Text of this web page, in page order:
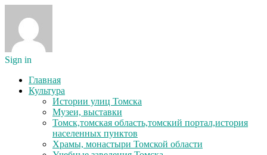
Sign in
Главная
Культура
Истории улиц Томска
Музеи, выставки
Томск,томская область,томский портал,история
населенных пунктов
Храмы, монастыри Томской области